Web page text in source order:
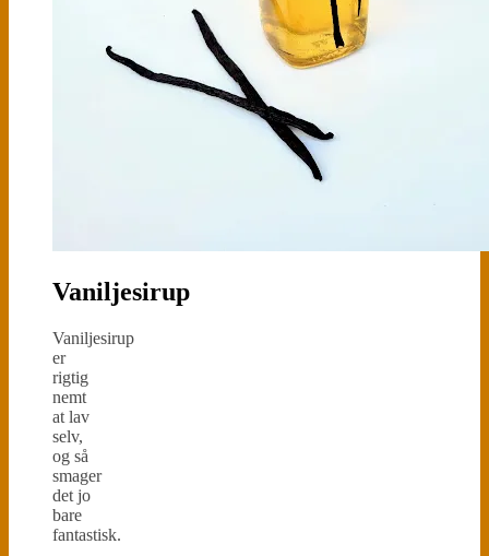
Vaniljesirup
Vaniljesirup
er
rigtig
nemt
at lav
selv,
og så
smager
det jo
bare
fantastisk.